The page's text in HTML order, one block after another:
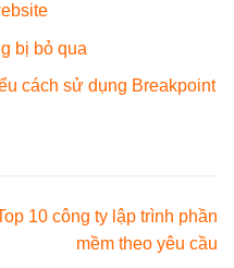
bị bỏ qua
cách sử dụng Breakpoint
10 công ty lập trình phần
mềm theo yêu cầu